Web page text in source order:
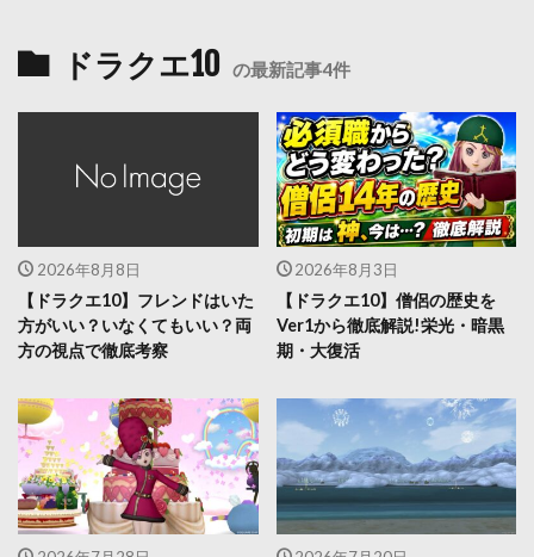
ドラクエ10 の最新記事4件
2026年8月8日
【ドラクエ10】フレンドはいた
方がいい？いなくてもいい？両
方の視点で徹底考察
2026年8月3日
【ドラクエ10】僧侶の歴史を
Ver1から徹底解説!栄光・暗黒
期・大復活